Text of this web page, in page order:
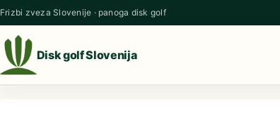
Preskoči na vsebino
Frizbi zveza Slovenije · panoga disk golf
Disk golf Slovenija